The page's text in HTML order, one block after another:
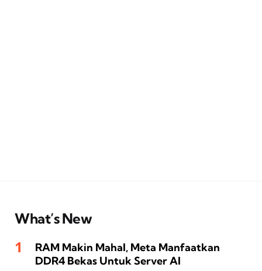
What’s New
RAM Makin Mahal, Meta Manfaatkan
DDR4 Bekas Untuk Server AI